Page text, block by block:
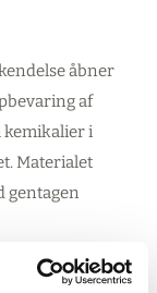
åbner
af
kemikalier i
Materialet
gentagen
i eksisterende